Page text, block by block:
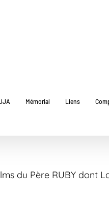
Mémorial Liens
du Père RUBY dont